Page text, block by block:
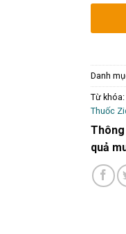
Danh
Từ khóa:
Thuốc
quả